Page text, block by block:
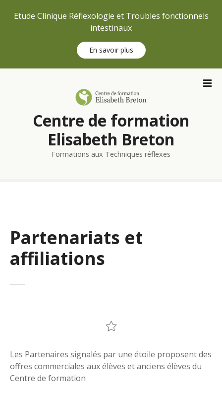
Etude Clinique Réflexologie et Troubles fonctionnels
intestinaux
En savoir plus
Centre de formation
Elisabeth Breton
Formations aux Techniques réflexes
Partenariats et
affiliations
Les Partenaires signalés par une étoile proposent des
offres commerciales aux élèves et anciens élèves du
Centre de formation